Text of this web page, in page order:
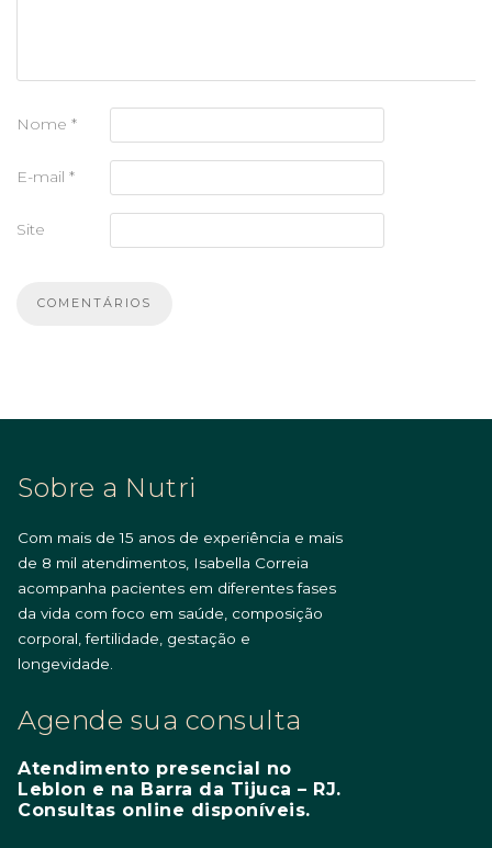
Nome *
E-mail *
Site
Sobre a Nutri
Com mais de 15 anos de experiência e mais
de 8 mil atendimentos, Isabella Correia
acompanha pacientes em diferentes fases
da vida com foco em saúde, composição
corporal, fertilidade, gestação e
longevidade.
Agende sua consulta
Atendimento presencial no
Leblon e na Barra da Tijuca – RJ.
Consultas online disponíveis.